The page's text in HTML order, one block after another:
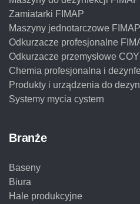
Zamiatarki FIMAP
Maszyny jednotarczowe FIMAP
Odkurzacze profesjonalne
Odkurzacze przemysłowe
Chemia profesjonalna i
Produkty i urządzenia do
Systemy mycia cystern
Branże
Baseny
Biura
Hale produkcyjne